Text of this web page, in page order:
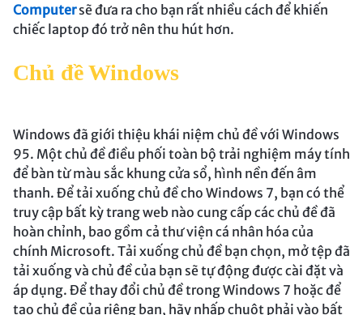
Computersẽ đưa ra cho bạn rất nhiều cách để khiến
chiếc laptop đó trở nên thu hút hơn.
Chủ đề Windows
Windows đã giới thiệu khái niệm chủ đề với Windows
95. Một chủ đề điều phối toàn bộ trải nghiệm máy tính
để bàn từ màu sắc khung cửa sổ, hình nền đến âm
thanh. Để tải xuống chủ đề cho Windows 7, bạn có thể
truy cập bất kỳ trang web nào cung cấp các chủ đề đã
hoàn chỉnh, bao gồm cả thư viện cá nhân hóa của
chính Microsoft. Tải xuống chủ đề bạn chọn, mở tệp đã
tải xuống và chủ đề của bạn sẽ tự động được cài đặt và
áp dụng. Để thay đổi chủ đề trong Windows 7 hoặc để
tạo chủ đề của riêng bạn, hãy nhấp chuột phải vào bất